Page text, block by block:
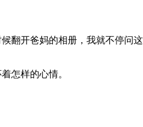
翻开爸妈的相册，我就不停问这
怎样的心情。